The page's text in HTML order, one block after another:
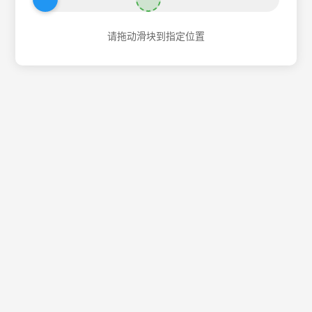
请拖动滑块到指定位置